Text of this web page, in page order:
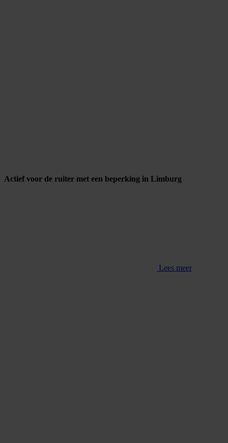
Actief voor de ruiter met een beperking in Limburg
Lees meer